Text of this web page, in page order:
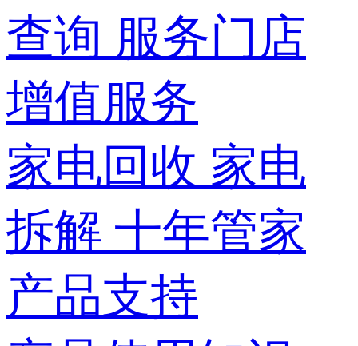
查询 服务门店
增值服务
家电回收 家电
拆解 十年管家
产品支持